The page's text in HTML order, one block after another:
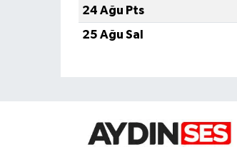
24 Ağu Pts
25 Ağu Sal